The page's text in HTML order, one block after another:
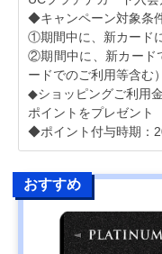
◆キャンペーン対象条
①期間中に、新カード
②期間中に、新カード
ードでのご利用等含む）
◆ショッピングご利用
ポイントをプレゼント
◆ポイント付与時期：
おすすめ